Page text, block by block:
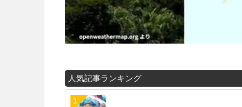
人気記事ランキング